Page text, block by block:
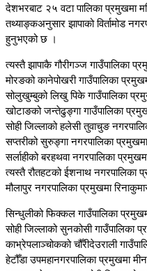
देशभरबाट २५ वटा पालिका प्रमुखमा
तथ्याङ्कअनुसार झापाको विर्तामोड
हुनुभएको छ ।
त्यस्तै झापाकै गौरीगञ्ज गाउँपालिका
मोरङको कानेपोखरी गाउँपालिका
सोलुखुम्बुको लिखु पिके गाउँपालिका
खोटाङको जन्तेढुङ्गा गाउँपालिका
सोही जिल्लाको हलेसी तुवाचुङ
सप्तरीको सुरुङ्गा नगरपालिका प्रमुखमा
सर्लाहीको बरहथवा नगरपालिका
त्यस्तै रौतहटको ईशनाथ नगरपालिका
मौलापुर नगरपालिका प्रमुखमा
सिन्धुलीको फिक्कल गाउँपालिका
सोही जिल्लाको सुनकोसी गाउँपालिका
काभ्रेपलाञ्चोकको चौँरीदेउराली
हेटौँडा उपमहानगरपालिका प्रमुखमा